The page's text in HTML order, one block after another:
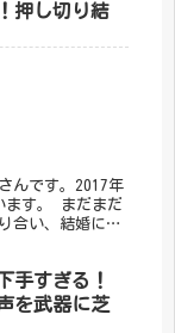
押し切り結
んです。2017年
ます。 まだまだ
合い、結婚に至
手すぎる！
を武器に芝